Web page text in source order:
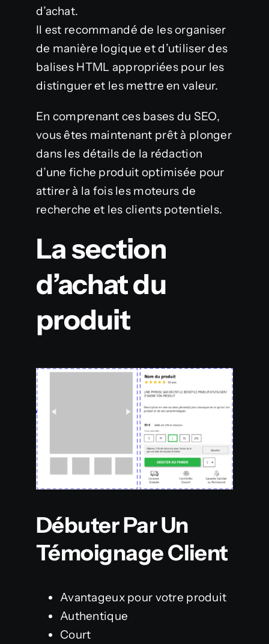
d’achat.
Il est recommandé de les organiser
de manière logique et d’utiliser des
balises HTML appropriées pour les
distinguer et les mettre en valeur.
En comprenant ces bases du SEO,
vous êtes maintenant prêt à plonger
dans les détails de la rédaction
d’une fiche produit optimisée pour
attirer à la fois les moteurs de
recherche et les clients potentiels.
La section
d’achat du
produit
Débuter Par Un
Témoignage Client
Avantageux pour votre produit
Authentique
Court